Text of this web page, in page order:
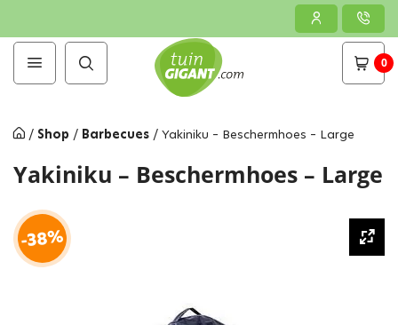
0
/ Shop / Barbecues / Yakiniku – Beschermhoes – Large
Yakiniku – Beschermhoes – Large
-38%